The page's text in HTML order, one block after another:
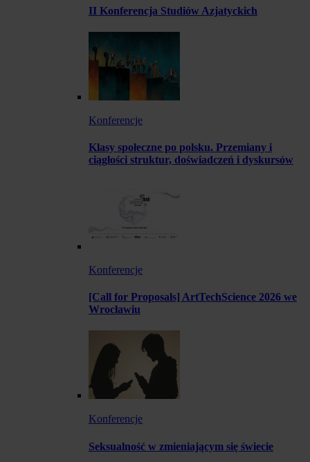
II Konferencja Studiów Azjatyckich
Konferencje
Klasy społeczne po polsku. Przemiany i
ciągłości struktur, doświadczeń i dyskursów
Konferencje
[Call for Proposals] ArtTechScience 2026 we
Wrocławiu
Konferencje
Seksualność w zmieniającym się świecie